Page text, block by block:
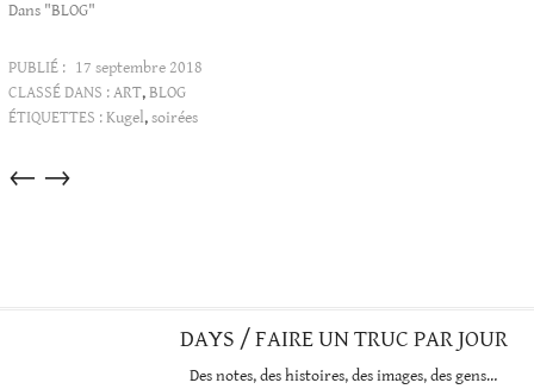
Dans "BLOG"
PUBLIÉ : 17 septembre 2018
CLASSÉ DANS :ART,BLOG
ÉTIQUETTES :Kugel,soirées
Articles
→
←
DAYS / FAIRE UN TRUC PAR JOUR
Des notes, des histoires, des images, des gens…